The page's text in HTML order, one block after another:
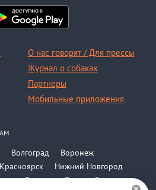
О нас говорят / Для прессы
Журнал о собаках
Партнеры
Мобильные приложения
Волгоград
Воронеж
Красноярск
Нижний Новгород
Ростов-на-Дону
Самара